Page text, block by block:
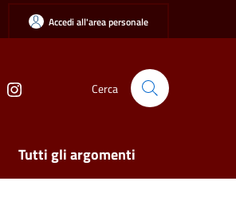
Accedi all'area personale
Cerca
Tutti gli argomenti